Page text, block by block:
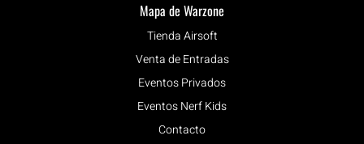
Mapa de Warzone
Tienda Airsoft
Venta de Entradas
Eventos Privados
Eventos Nerf Kids
Contacto